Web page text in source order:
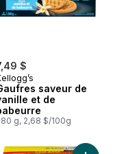
$
saveur de
et de
g, 2,68 $/100g